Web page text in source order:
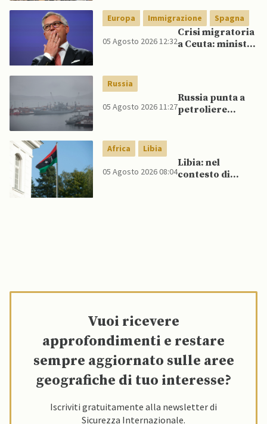
Pakistan
Europa Immigrazione Spagna
05 Agosto 2026 12:32
Crisi migratoria
a Ceuta: ministri
schierano a
sostegno della
Spagna
Russia
05 Agosto 2026 11:27
Russia punta a
petroliere
“flotta ombra”
per aggirare
sanzioni
Africa Libia
05 Agosto 2026 08:04
Libia: nel
contesto di
Vuoi ricevere
approfondimenti e restare
sempre aggiornato sulle aree
geografiche di tuo interesse?
Iscriviti gratuitamente alla newsletter di
Sicurezza Internazionale.